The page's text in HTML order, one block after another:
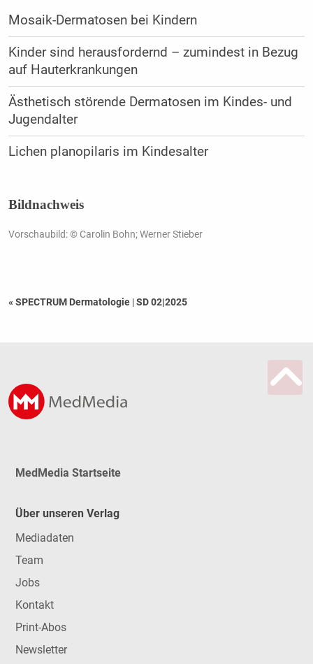
Mosaik-Dermatosen bei Kindern
Kinder sind herausfordernd – zumindest in Bezug
auf Hauterkrankungen
Ästhetisch störende Dermatosen im Kindes- und
Jugendalter
Lichen planopilaris im Kindesalter
Bildnachweis
Vorschaubild: © Carolin Bohn; Werner Stieber
« SPECTRUM Dermatologie |SD 02|2025
MedMedia Startseite
Über unseren Verlag
Mediadaten
Team
Jobs
Kontakt
Print-Abos
Newsletter